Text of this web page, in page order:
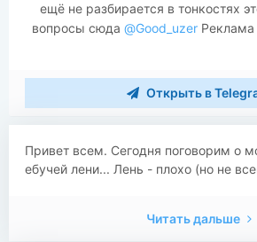
ещё не разбирается в тонкостях
вопросы сюда @Good_uzerРеклама
Открыть в
Привет всем. Сегодня поговорим о
ебучей лени... Лень - плохо (но не
Читать дальше